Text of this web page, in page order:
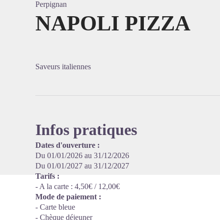
Perpignan
NAPOLI PIZZA
Saveurs italiennes
Infos pratiques
Dates d'ouverture :
Du 01/01/2026 au 31/12/2026
Du 01/01/2027 au 31/12/2027
Tarifs :
- A la carte : 4,50€ / 12,00€
Mode de paiement :
- Carte bleue
- Chèque déjeuner